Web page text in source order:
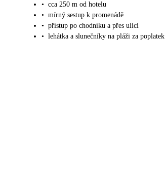
• cca 250 m od hotelu
• mírný sestup k promenádě
• přístup po chodníku a přes ulici
• lehátka a slunečníky na pláži za poplatek